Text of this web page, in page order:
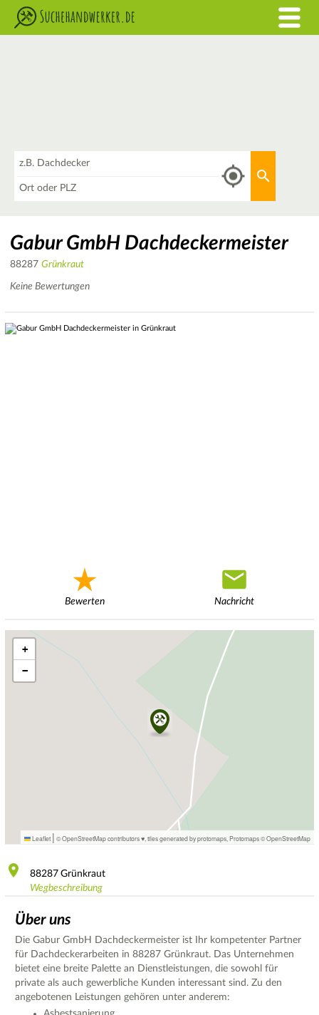
Gabur GmbH Dachdeckermeister
88287 Grünkraut
Keine Bewertungen
Bewerten Nachricht
+
−
Leaflet | © OpenStreetMap contributors ♥, tiles generated by protomaps Protomaps©OpenStreetMap
88287 Grünkraut
Wegbeschreibung
Über uns
Die Gabur GmbH Dachdeckermeister ist Ihr kompetenter Partner
für Dachdeckerarbeiten in 88287 Grünkraut. Das Unternehmen
bietet eine breite Palette an Dienstleistungen, die sowohl für
private als auch gewerbliche Kunden interessant sind. Zu den
angebotenen Leistungen gehören unter anderem: